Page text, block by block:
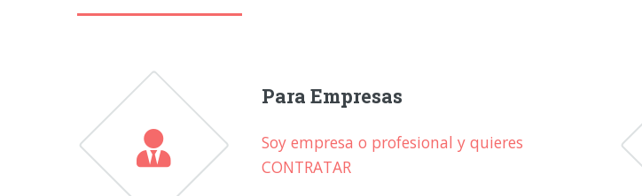
Para Empresas
Soy empresa o profesional y quieres
CONTRATAR